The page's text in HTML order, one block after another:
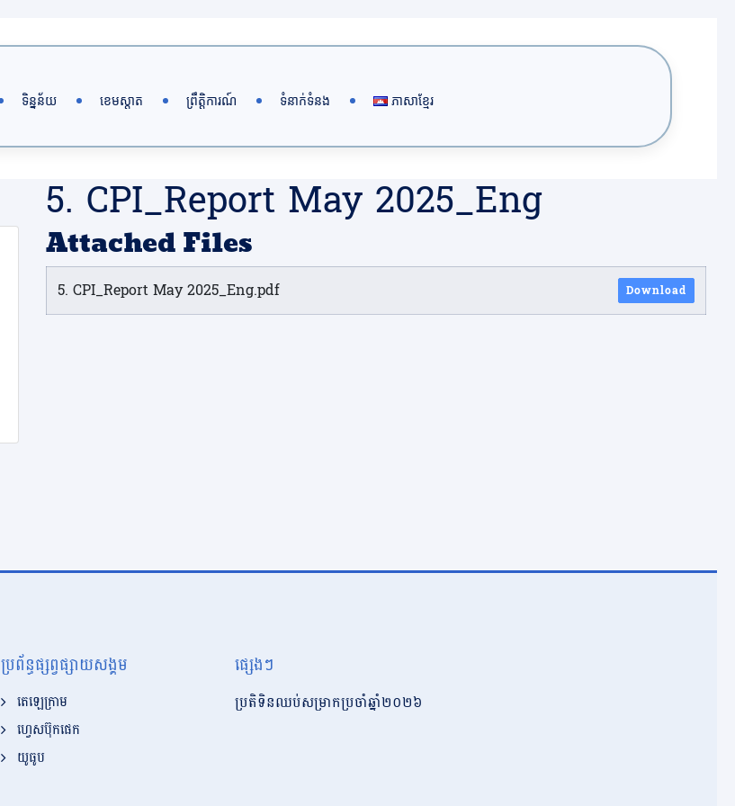
ទិន្នន័យ ខេមស្តាត ព្រឹត្តិការណ៍ ទំនាក់ទំនង ភាសាខ្មែរ
5. CPI_Report May 2025_Eng
Attached Files
5. CPI_Report May 2025_Eng.pdf Download
ប្រព័ន្ធផ្សព្វផ្សាយសង្គម
តេឡេក្រាម
ហ្វេសប៊ុកផេក
យូធូប
ផ្សេងៗ
ប្រតិទិនឈប់សម្រាកប្រចាំឆ្នាំ២០២៦